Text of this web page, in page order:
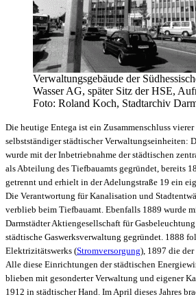
Verwaltungsgebäude der
Wasser AG, später Sitz der HSE,
Foto: Roland Koch, Stadtarchiv
Die heutige Entega ist ein Zusammenschluss
selbstständiger städtischer Verwaltungseinheiten:
wurde mit der Inbetriebnahme der städtischen
als Abteilung des Tiefbauamts gegründet, bereits
getrennt und erhielt in der Adelungstraße 19 ein
Die Verantwortung für Kanalisation und
verblieb beim Tiefbauamt. Ebenfalls 1889 wurde
Darmstädter Aktiengesellschaft für
städtische Gaswerksverwaltung gegründet. 1888
Elektrizitätswerks (Stromversorgung), 1897 die
Alle diese Einrichtungen der städtischen
blieben mit gesonderter Verwaltung und eigener
1912 in städtischer Hand. Im April dieses Jahres